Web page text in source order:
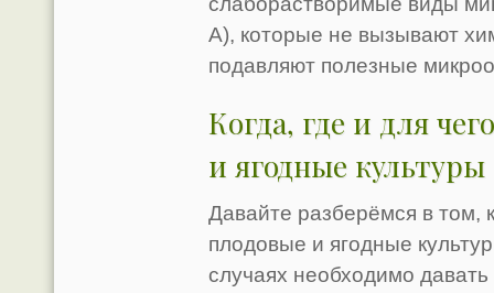
А), которые не вызывают
подавляют полезные
Когда, где и для
и ягодные культуры
Давайте разберёмся в том,
плодовые и ягодные
случаях необходимо